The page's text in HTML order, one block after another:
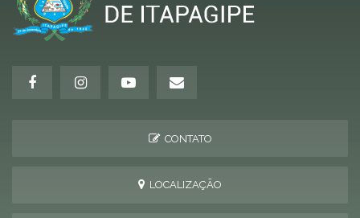
CONTATO
LOCALIZAÇÃO